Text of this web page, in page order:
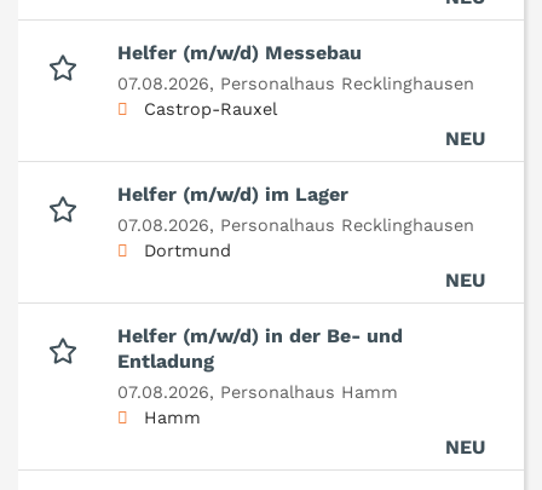
Helfer (m/w/d) Messebau
07.08.2026, Personalhaus Recklinghausen
Castrop-Rauxel
NEU
Helfer (m/w/d) im Lager
07.08.2026, Personalhaus Recklinghausen
Dortmund
NEU
Helfer (m/w/d) in der Be- und
Entladung
07.08.2026, Personalhaus Hamm
Hamm
NEU